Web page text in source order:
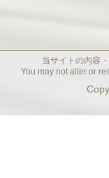
当サイトの内容
You may not alter or